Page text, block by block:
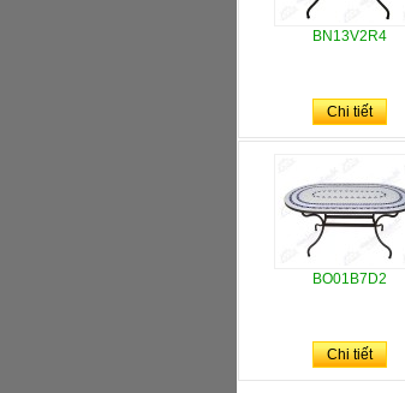
BN13V2R4
Chi tiết
BO01B7D2
Chi tiết